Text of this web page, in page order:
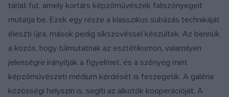
tárlat fut, amely kortárs képzőművészek faliszőnyegeit
mutatja be. Ezek egy része a klasszikus subázás technikáját
éleszti újra, mások pedig síkszövéssel készültek. Az bennük
a közös, hogy túlmutatnak az esztétikumon, valamilyen
jelenségre irányítják a figyelmet, és a szőnyeg mint
képzőművészeti médium kérdését is feszegetik. A galéria
közösségi helyszín is, segíti az alkotók kooperációját. A